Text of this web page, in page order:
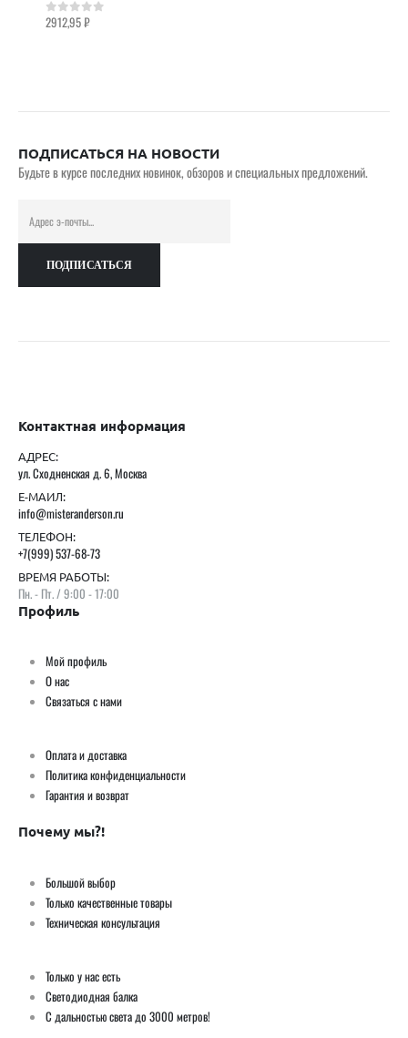
0out of 5
2912,95₽
ПОДПИСАТЬСЯ НА НОВОСТИ
Будьте в курсе последних новинок, обзоров и специальных предложений.
Контактная информация
АДРЕС:
ул. Сходненская д. 6, Москва
Е-МАИЛ:
info@misteranderson.ru
ТЕЛЕФОН:
+7(999) 537-68-73
ВРЕМЯ РАБОТЫ:
Пн. - Пт. / 9:00 - 17:00
Профиль
Мой профиль
О нас
Связаться с нами
Оплата и доставка
Политика конфиденциальности
Гарантия и возврат
Почему мы?!
Большой выбор
Только качественные товары
Техническая консультация
Только у нас есть
Светодиодная балка
С дальностью света до 3000 метров!